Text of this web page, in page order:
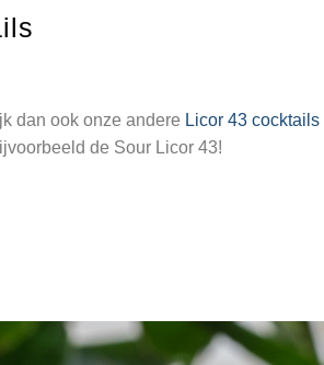
dan ook onze andere Licor 43 cocktails
de Sour Licor 43!